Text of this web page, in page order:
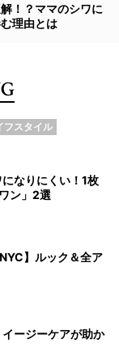
！？ママのシワに
理由とは
フスタイル
になりにくい！1枚
ン」2選
】ルック＆全ア
ージーケアが助か